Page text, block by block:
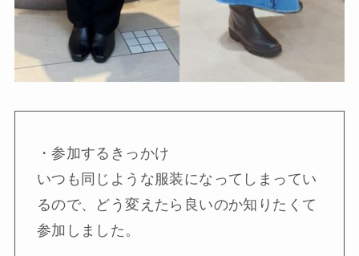
・参加するきっかけ
いつも同じような服装になってしまってい
るので、どう変えたら良いのか知りたくて
参加しました。